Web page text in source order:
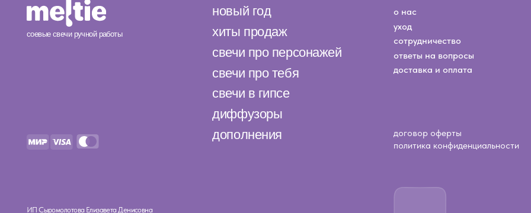
© 2025 meltie™ Защищено авторским правом
ИП Сыромолотова Елизавета Денисовна
ИНН 772622335070